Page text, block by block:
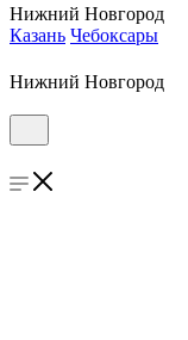
Нижний Новгород
Казань Чебоксары
Нижний Новгород